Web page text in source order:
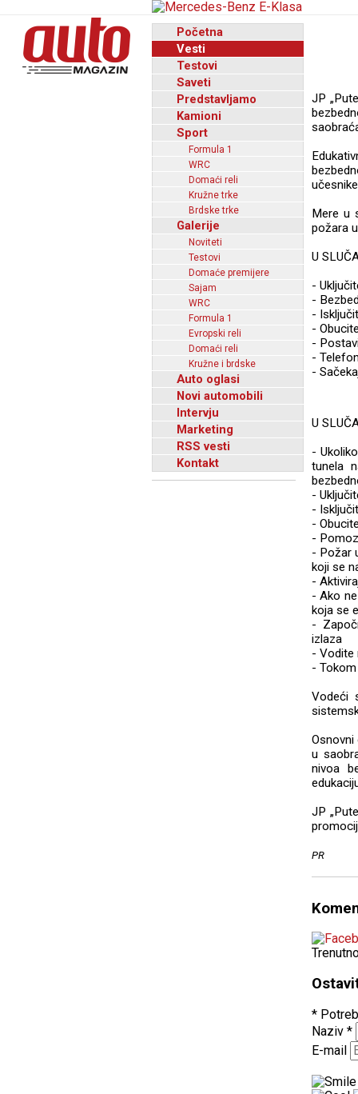
Početna
Vesti
Testovi
Saveti
Predstavljamo
Kamioni
Sport
Formula 1
WRC
Domaći reli
Kružne trke
Brdske trke
Galerije
Noviteti
Testovi
Domaće premijere
Sajam
WRC
Formula 1
Evropski reli
Domaći reli
Kružne i brdske
Auto oglasi
Novi automobili
Intervju
Marketing
RSS vesti
Kontakt
JP
Mere u
požara
U
-
-
-
-
-
-
-
U
-
tunela
-
-
-
-
- Požar
koji se
-
- Ako
koja se
-
izlaza
- Vodite
-
Vodeći
u
nivoa
JP
PR
*
Naziv *
E-mail